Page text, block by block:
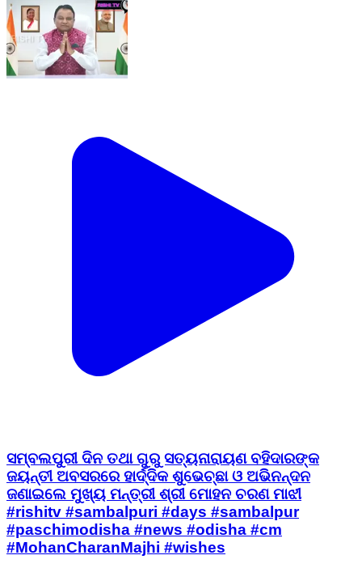
ସମ୍ବଲପୁରୀ ଦିନ ତଥା ଗୁରୁ ସତ୍ୟନାରାୟଣ ବହିଦାରଙ୍କ
ଜୟନ୍ତୀ ଅବସରରେ ହାର୍ଦ୍ଦିକ ଶୁଭେଚ୍ଛା ଓ ଅଭିନନ୍ଦନ
ଜଣାଇଲେ ମୁଖ୍ୟ ମନ୍ତ୍ରୀ ଶ୍ରୀ ମୋହନ ଚରଣ ମାଝୀ
#rishitv #sambalpuri #days #sambalpur
#paschimodisha #news #odisha #cm
#MohanCharanMajhi #wishes